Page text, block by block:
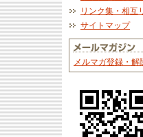
リンク集・相互
サイトマップ
メルマガ登録・解